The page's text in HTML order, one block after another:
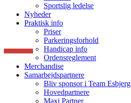
Sportslig ledelse
Nyheder
Praktisk info
Priser
Parkeringsforhold
Handicap info
Ordensreglement
Merchandise
Samarbejdspartnere
Bliv sponsor i Team Esbjerg
Hovedpartnere
Maxi Partner